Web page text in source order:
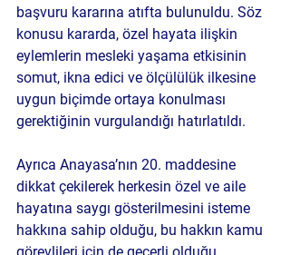
başvuru kararına atıfta bulunuldu. Söz
konusu kararda, özel hayata ilişkin
eylemlerin mesleki yaşama etkisinin
somut, ikna edici ve ölçülülük ilkesine
uygun biçimde ortaya konulması
gerektiğinin vurgulandığı hatırlatıldı.
Ayrıca Anayasa’nın 20. maddesine
dikkat çekilerek herkesin özel ve aile
hayatına saygı gösterilmesini isteme
hakkına sahip olduğu, bu hakkın kamu
görevlileri için de geçerli olduğu